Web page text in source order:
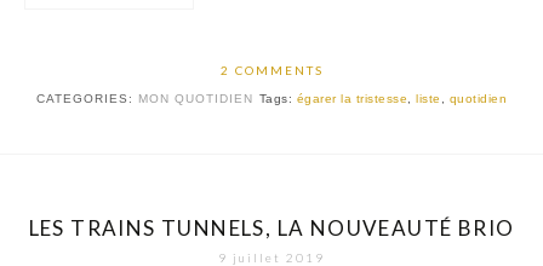
2 COMMENTS
CATEGORIES: MON QUOTIDIEN Tags: égarer la tristesse ,liste quotidien
LES TRAINS TUNNELS, LA NOUVEAUTÉ BRIO
9 juillet 2019